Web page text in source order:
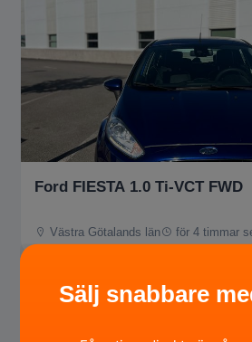
Ford FIESTA 1.0 Ti-VCT FWD
Västra Götalands län för 4 timmar
Sälj snabbare